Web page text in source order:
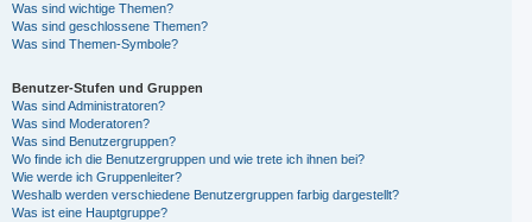
Was sind wichtige Themen?
Was sind geschlossene Themen?
Was sind Themen-Symbole?
Benutzer-Stufen und Gruppen
Was sind Administratoren?
Was sind Moderatoren?
Was sind Benutzergruppen?
Wo finde ich die Benutzergruppen und wie trete ich ihnen bei?
Wie werde ich Gruppenleiter?
Weshalb werden verschiedene Benutzergruppen farbig dargestellt?
Was ist eine Hauptgruppe?